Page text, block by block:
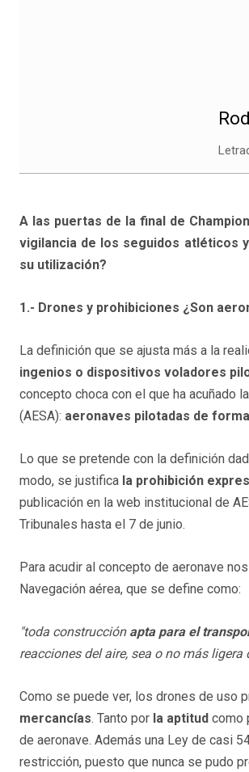
A las puertas de la final de
vigilancia de los seguidos atléticos
su utilización?
1.- Drones y prohibiciones ¿Son
La definición que se ajusta más a la
ingenios o dispositivos voladores
concepto choca con el que ha acuñado
(AESA): aeronaves pilotadas de
Lo que se pretende con la definición
modo, se justifica la prohibición
publicación en la web institucional de
Tribunales hasta el 7 de junio.
Para acudir al concepto de aeronave
Navegación aérea, que se define como:
"toda construcción apta para el
reacciones del aire, sea o no más
Como se puede ver, los drones de uso
mercancías. Tanto por la aptitud como
de aeronave. Además una Ley de casi
restricción, puesto que nunca se pudo